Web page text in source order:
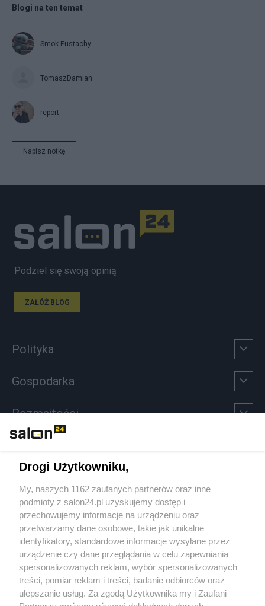
Blogi na ten temat
Smok Eustachy
TomaszDamian
report
Napisz notkę
Podziel się swoją opinią
ZAŁÓŻ BLOG
Polityka
Gospodarka
Rozmaitości
Sport
Społeczeństwo
Kultura
X Facebook Instagram Youtube
Drogi Użytkowniku,
My, naszych 1162 zaufanych partnerów oraz inne
podmioty z salon24.pl uzyskujemy dostęp i
przechowujemy informacje na urządzeniu oraz
przetwarzamy dane osobowe, takie jak unikalne
identyfikatory, standardowe informacje wysyłane przez
urządzenie czy dane przeglądania w celu zapewniania
spersonalizowanych reklam, wybór spersonalizowanych
treści, pomiar reklam i treści, badanie odbiorców oraz
ulepszanie usług. Za zgodą Użytkownika my i Zaufani